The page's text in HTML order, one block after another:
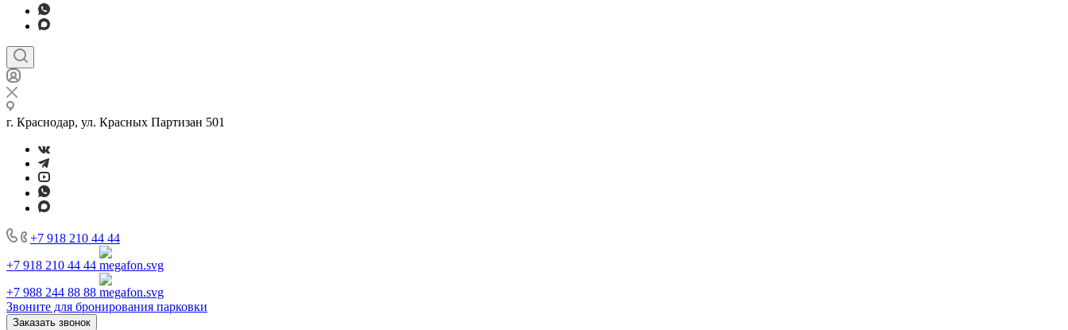
г. Краснодар, ул. Красных Партизан 501
+7 918 210 44 44
+7 918 210 44 44
+7 988 244 88 88
Звоните для бронирования парковки
Заказать звонок